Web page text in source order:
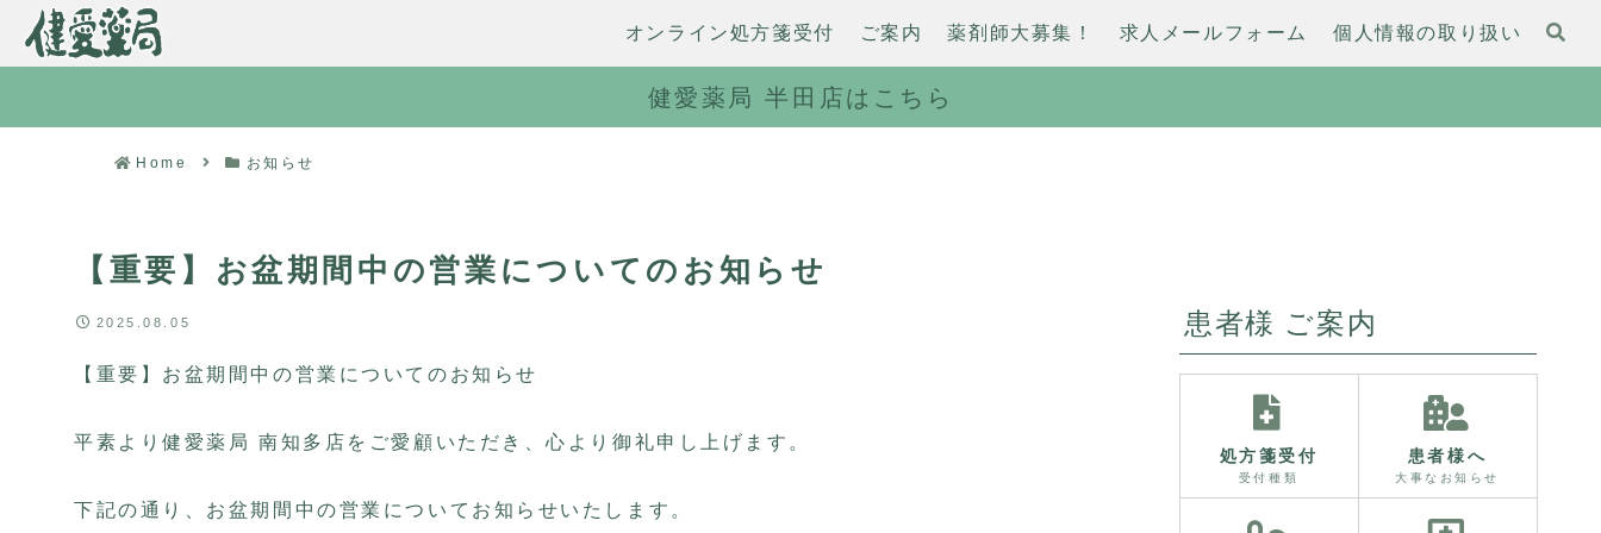
オンライン処方箋受付 ご案内 薬剤師大募集！ 求人メールフォーム 個人情報の取り扱い
健愛薬局 半田店はこちら
Home お知らせ
【重要】お盆期間中の営業についてのお知らせ
2025.08.05
【重要】お盆期間中の営業についてのお知らせ
平素より健愛薬局 南知多店をご愛顧いただき、心より御礼申し上げます。
下記の通り、お盆期間中の営業についてお知らせいたします。
患者様 ご案内
処方箋受付
受付種類
患者様へ
大事なお知らせ